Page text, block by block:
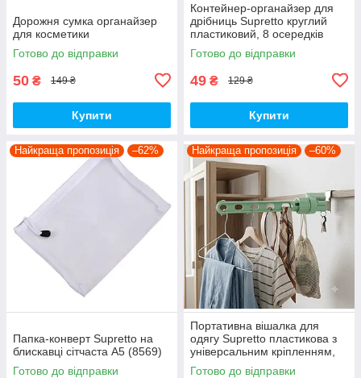
Дорожня сумка органайзер
для косметики
Готово до відправки
50 ₴ 149 ₴
Купити
Контейнер-органайзер для
дрібниць Supretto круглий
пластиковий, 8 осередків
Готово до відправки
49 ₴ 129 ₴
Купити
Найкраща пропозиція –62%
Папка-конверт Supretto на
блискавці сітчаста А5 (8569)
Готово до відправки
Найкраща пропозиція –60%
Портативна вішалка для
одягу Supretto пластикова з
універсальним кріпленням,
м'ятний (Арт. 7121-0002)
Готово до відправки